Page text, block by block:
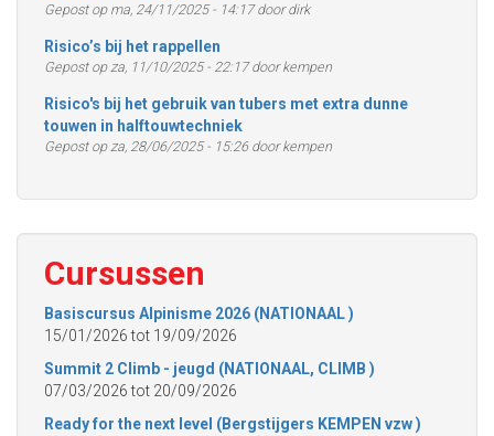
Gepost op ma, 24/11/2025 - 14:17 door dirk
Risico’s bij het rappellen
Gepost op za, 11/10/2025 - 22:17 door kempen
Risico's bij het gebruik van tubers met extra dunne
touwen in halftouwtechniek
Gepost op za, 28/06/2025 - 15:26 door kempen
Cursussen
Basiscursus Alpinisme 2026 (NATIONAAL )
15/01/2026tot 19/09/2026
Summit 2 Climb - jeugd (NATIONAAL, CLIMB )
07/03/2026tot 20/09/2026
Ready for the next level (Bergstijgers KEMPEN vzw )